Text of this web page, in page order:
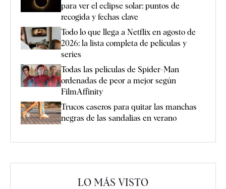
para ver el eclipse solar: puntos de
recogida y fechas clave
Todo lo que llega a Netflix en agosto de
2026: la lista completa de películas y
series
Todas las películas de Spider-Man
ordenadas de peor a mejor según
FilmAffinity
Trucos caseros para quitar las manchas
negras de las sandalias en verano
LO MÁS VISTO